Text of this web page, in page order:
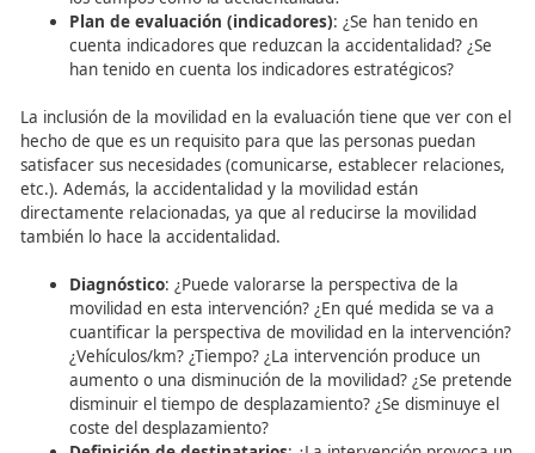
Definición de destinatarios : ¿Se ha tenido en
posible afección de la intervención sobre la
términos de accidentalidad? ¿Se focaliza la
población?
Formulación de objetivos: ¿Se tiene en cuenta
intervención la inclusión de objetivos sobre reducir
número de accidentes, reducir número de
heridos, reducir gravedad de las lesiones, etc.?
accidentalidad?
Plan de ejecución (actividades): ¿Se puede
impacto de las actividades en la accidentalidad?
evalúa la accidentalidad antes y después de la
intervención?
Planes de recursos (personas responsables)